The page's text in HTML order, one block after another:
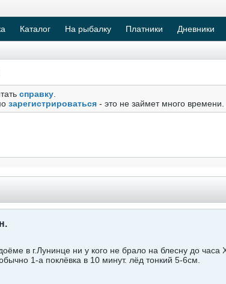
Каталог На рыбалку Платники Дневники
справку
зарегистрироваться - это не займет много
в г.Лунинце ни у кого не брало на блесну до
1-а поклёвка в 10 минут. лёд тонкий 5-6см.